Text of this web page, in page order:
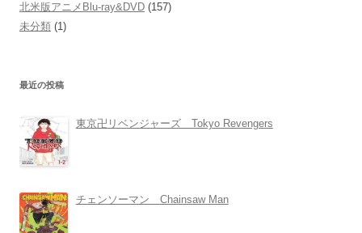
北米版アニメBlu-ray&DVD (157)
未分類 (1)
最近の投稿
東京卍リベンジャーズ Tokyo Revengers
チェンソーマン Chainsaw Man